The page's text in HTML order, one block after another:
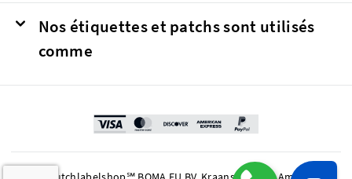
Nos étiquettes et patchs sont utilisés
comme